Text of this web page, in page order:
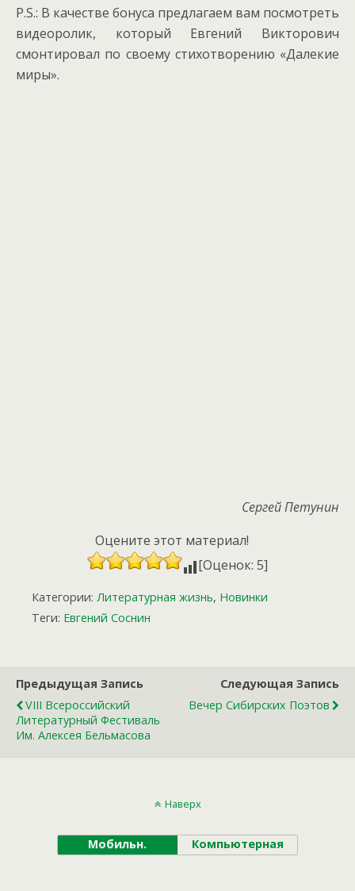
P.S.: В качестве бонуса предлагаем вам посмотреть
видеоролик, который Евгений Викторович
смонтировал по своему стихотворению «Далекие
миры».
Сергей Петунин
Оцените этот материал!
[Оценок: 5]
Категории: Литературная жизнь, Новинки
Теги: Евгений Соснин
Предыдущая Запись
VIII Всероссийский
Литературный Фестиваль
Им. Алексея Бельмасова
Следующая Запись
Вечер Сибирских Поэтов
Наверх
Мобильн. Компьютерная